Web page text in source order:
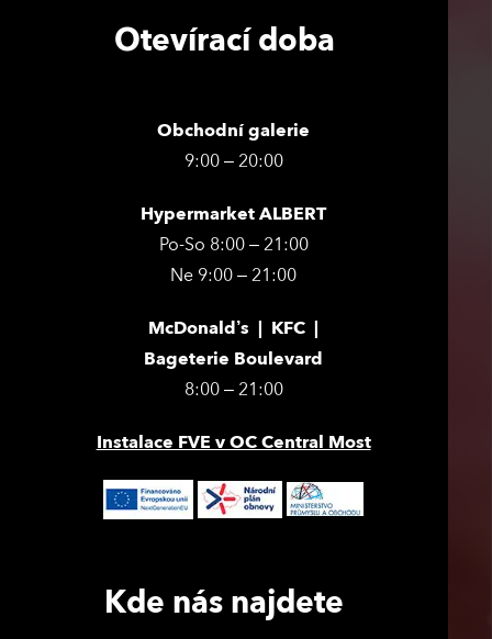
Otevírací doba
Obchodní galerie
9:00 – 20:00
Hypermarket ALBERT
Po-So 8:00 – 21:00
Ne 9:00 – 21:00
McDonald’s | KFC |
Bageterie Boulevard
8:00 – 21:00
Instalace FVE v OC Central Most
Kde nás najdete